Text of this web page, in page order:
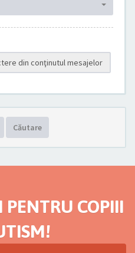
din conţinutul mesajelor
Căutare
COPIII